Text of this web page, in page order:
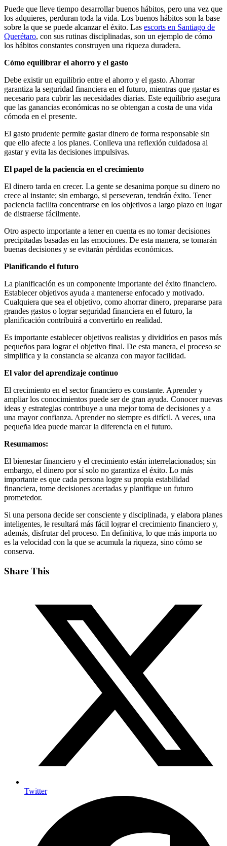
Puede que lleve tiempo desarrollar buenos hábitos, pero una vez que
los adquieres, perduran toda la vida. Los buenos hábitos son la base
sobre la que se puede alcanzar el éxito. Las escorts en Santiago de
Querétaro, con sus rutinas disciplinadas, son un ejemplo de cómo
los hábitos constantes construyen una riqueza duradera.
Cómo equilibrar el ahorro y el gasto
Debe existir un equilibrio entre el ahorro y el gasto. Ahorrar
garantiza la seguridad financiera en el futuro, mientras que gastar es
necesario para cubrir las necesidades diarias. Este equilibrio asegura
que las ganancias económicas no se obtengan a costa de una vida
cómoda en el presente.
El gasto prudente permite gastar dinero de forma responsable sin
que ello afecte a los planes. Conlleva una reflexión cuidadosa al
gastar y evita las decisiones impulsivas.
El papel de la paciencia en el crecimiento
El dinero tarda en crecer. La gente se desanima porque su dinero no
crece al instante; sin embargo, si perseveran, tendrán éxito. Tener
paciencia facilita concentrarse en los objetivos a largo plazo en lugar
de distraerse fácilmente.
Otro aspecto importante a tener en cuenta es no tomar decisiones
precipitadas basadas en las emociones. De esta manera, se tomarán
buenas decisiones y se evitarán pérdidas económicas.
Planificando el futuro
La planificación es un componente importante del éxito financiero.
Establecer objetivos ayuda a mantenerse enfocado y motivado.
Cualquiera que sea el objetivo, como ahorrar dinero, prepararse para
grandes gastos o lograr seguridad financiera en el futuro, la
planificación contribuirá a convertirlo en realidad.
Es importante establecer objetivos realistas y dividirlos en pasos más
pequeños para lograr el objetivo final. De esta manera, el proceso se
simplifica y la constancia se alcanza con mayor facilidad.
El valor del aprendizaje continuo
El crecimiento en el sector financiero es constante. Aprender y
ampliar los conocimientos puede ser de gran ayuda. Conocer nuevas
ideas y estrategias contribuye a una mejor toma de decisiones y a
una mayor confianza. Aprender no siempre es difícil. A veces, una
pequeña idea puede marcar la diferencia en el futuro.
Resumamos:
El bienestar financiero y el crecimiento están interrelacionados; sin
embargo, el dinero por sí solo no garantiza el éxito. Lo más
importante es que cada persona logre su propia estabilidad
financiera, tome decisiones acertadas y planifique un futuro
prometedor.
Si una persona decide ser consciente y disciplinada, y elabora planes
inteligentes, le resultará más fácil lograr el crecimiento financiero y,
además, disfrutar del proceso. En definitiva, lo que más importa no
es la velocidad con la que se acumula la riqueza, sino cómo se
conserva.
Share This
Twitter